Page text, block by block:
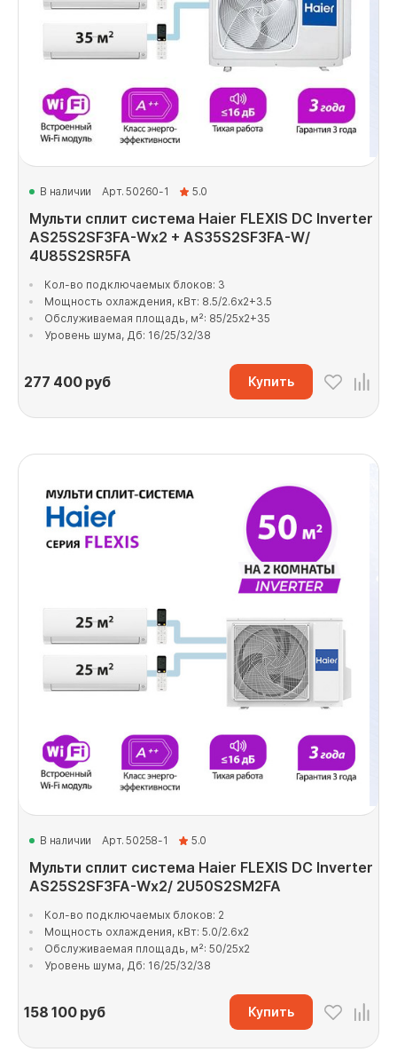
В наличии Арт. 50260-1 5.0
Мульти сплит система Haier FLEXIS DC Inverter
AS25S2SF3FA-Wx2 + AS35S2SF3FA-W/
4U85S2SR5FA
Кол-во подключаемых блоков: 3
Мощность охлаждения, кВт: 8.5/2.6x2+3.5
Обслуживаемая площадь, м²: 85/25x2+35
Уровень шума, Дб: 16/25/32/38
277 400руб Купить
В наличии Арт. 50258-1 5.0
Мульти сплит система Haier FLEXIS DC Inverter
AS25S2SF3FA-Wx2/ 2U50S2SM2FA
Кол-во подключаемых блоков: 2
Мощность охлаждения, кВт: 5.0/2.6x2
Обслуживаемая площадь, м²: 50/25x2
Уровень шума, Дб: 16/25/32/38
158 100руб Купить